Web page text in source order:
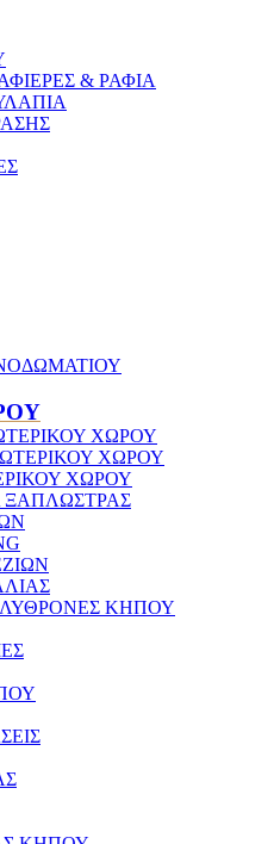
& ΡΑΦΙΑ
ΧΩΡΟΥ
ΧΩΡΟΥ
ΧΩΡΟΥ
ΚΗΠΟΥ